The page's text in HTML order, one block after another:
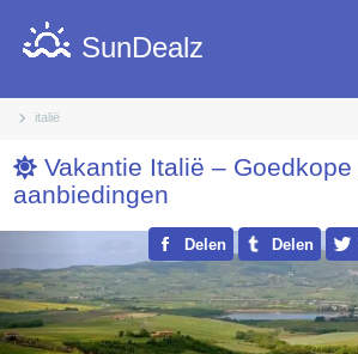
italië
SunDealz
Vakantie Italië –
aanbiedingen
Delen Delen